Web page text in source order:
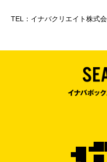
TEL：イナバクリエイト株式